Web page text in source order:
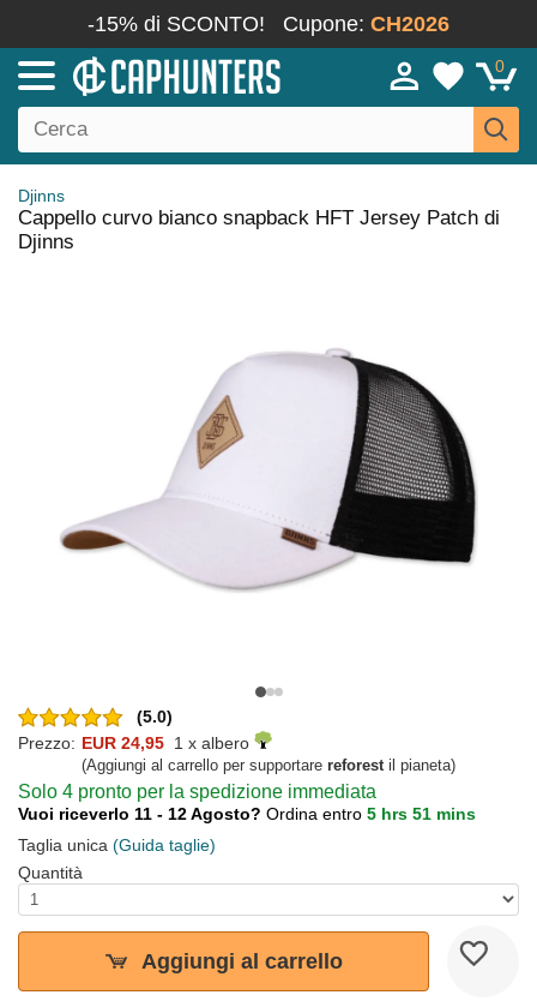
-15% di SCONTO! Cupone: CH2026
0
Djinns
Cappello curvo bianco snapback HFT Jersey Patch di
Djinns
(5.0)
Prezzo: EUR 24,95 1 x albero
(Aggiungi al carrello per supportare reforestil pianeta)
Solo 4 pronto per la spedizione immediata
Vuoi riceverlo 11 - 12 Agosto? Ordina entro 5 hrs 51 mins
Taglia unica (Guida taglie)
Quantità
Aggiungi al carrello